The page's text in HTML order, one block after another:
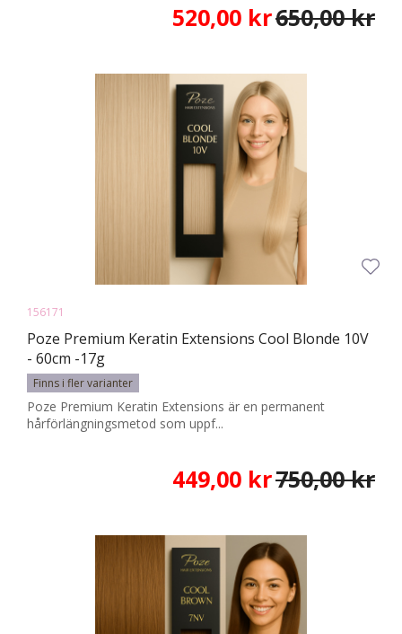
520,00 kr650,00 kr
156171
Poze Premium Keratin Extensions Cool Blonde 10V
- 60cm -17g
Finns i fler varianter
Poze Premium Keratin Extensions är en permanent
hårförlängningsmetod som uppf...
449,00 kr750,00 kr